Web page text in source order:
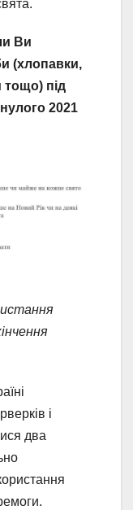
Ви
(хлопавки,
під
2021
і
два